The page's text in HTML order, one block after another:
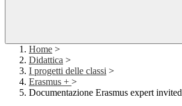
Home >
Didattica >
I progetti delle classi >
Erasmus + >
Documentazione Erasmus expert invited